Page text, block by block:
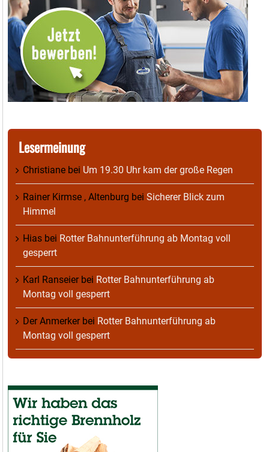
Lesermeinung
Christiane bei Um 19.30 Uhr kam der große Regen
Rainer Kirmse , Altenburg bei Sicherer Blick zum
Himmel
Hias bei Rotter Bahnunterführung ab Montag voll
gesperrt
Karl Ranseierbei Rotter Bahnunterführung ab
Montag voll gesperrt
Der Anmerkerbei Rotter Bahnunterführung ab
Montag voll gesperrt